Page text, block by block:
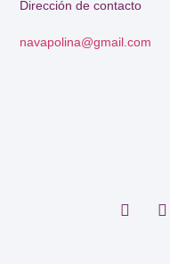
Dirección de contacto
navapolina@gmail.com